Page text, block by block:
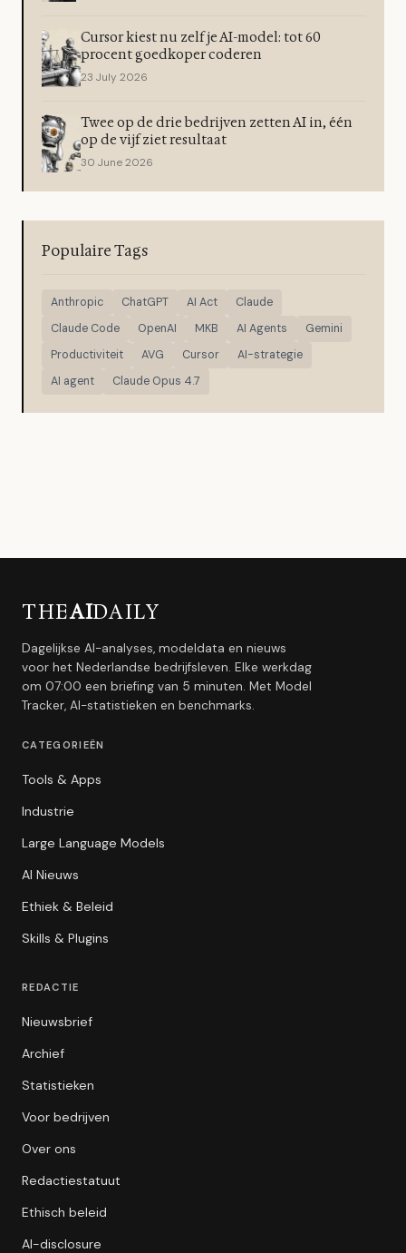
Cursor kiest nu zelf je AI-model: tot 60
procent goedkoper coderen
23 July 2026
Twee op de drie bedrijven zetten AI in, één
op de vijf ziet resultaat
30 June 2026
Populaire Tags
Anthropic ChatGPT AI Act
Claude
Claude Code
OpenAI MKB AI Agents
Gemini
Productiviteit
AVG Cursor
AI-strategie
AI agent
Claude Opus 4.7
THEAIDAILY
Dagelijkse AI-analyses, modeldata en nieuws
voor het Nederlandse bedrijfsleven. Elke werkdag
om 07:00 een briefing van 5 minuten. Met Model
Tracker, AI-statistieken en benchmarks.
CATEGORIEËN
Tools & Apps
Industrie
Large Language Models
AI Nieuws
Ethiek & Beleid
Skills & Plugins
REDACTIE
Nieuwsbrief
Archief
Statistieken
Voor bedrijven
Over ons
Redactiestatuut
Ethisch beleid
AI-disclosure